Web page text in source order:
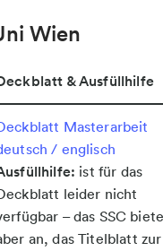
Wien
& Ausfüllhilfe
Masterarbeit
/ englisch
ist für das
leider nicht
– das SSC
an, das Titelblatt zur